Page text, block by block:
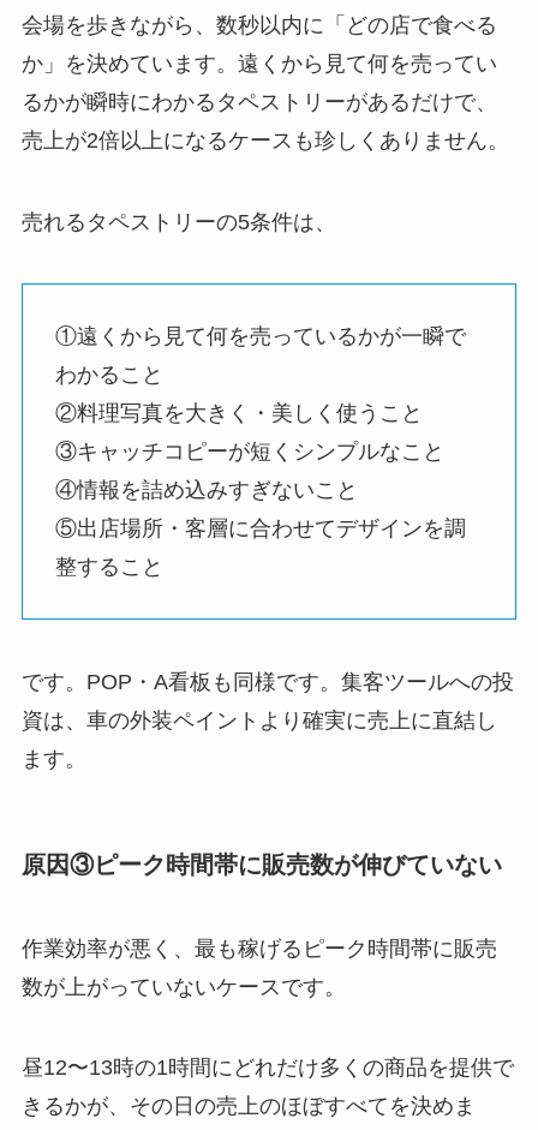
会場を歩きながら、数秒以内に「どの店で食べる
か」を決めています。遠くから見て何を売ってい
るかが瞬時にわかるタペストリーがあるだけで、
売上が2倍以上になるケースも珍しくありません。
売れるタペストリーの5条件は、
①遠くから見て何を売っているかが一瞬で
わかること
②料理写真を大きく・美しく使うこと
③キャッチコピーが短くシンプルなこと
④情報を詰め込みすぎないこと
⑤出店場所・客層に合わせてデザインを調
整すること
です。POP・A看板も同様です。集客ツールへの投
資は、車の外装ペイントより確実に売上に直結し
ます。
原因③ピーク時間帯に販売数が伸びていない
作業効率が悪く、最も稼げるピーク時間帯に販売
数が上がっていないケースです。
昼12〜13時の1時間にどれだけ多くの商品を提供で
きるかが、その日の売上のほぼすべてを決めま